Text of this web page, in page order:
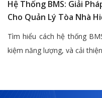
Hệ Thống BMS: Giải
Cho Quản Lý Tòa Nhà
Tìm hiểu cách hệ thống
kiệm năng lượng, và cải